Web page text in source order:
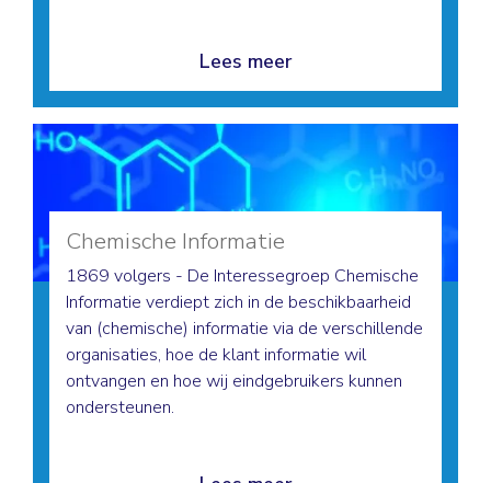
Lees meer
Chemische Informatie
1869 volgers - De Interessegroep Chemische
Informatie verdiept zich in de beschikbaarheid
van (chemische) informatie via de verschillende
organisaties, hoe de klant informatie wil
ontvangen en hoe wij eindgebruikers kunnen
ondersteunen.